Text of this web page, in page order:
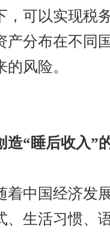
，可以实现税
产分布在不同
的风险。
造“睡后收入”
着中国经济发
、生活习惯、